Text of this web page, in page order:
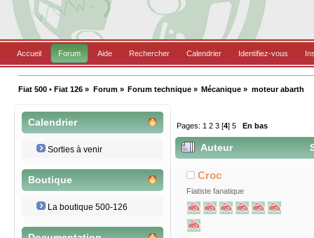
Accueil Forum Aide Rechercher Calendrier Identifiez-vous
Fiat 500 • Fiat 126 » Forum» Forum technique» Mécanique » moteur abarth
Calendrier
Sorties à venir
Boutique
La boutique 500-126
Pages: 1 2 3 [4]5 En bas
Auteur
Croc
Fiatiste fanatique